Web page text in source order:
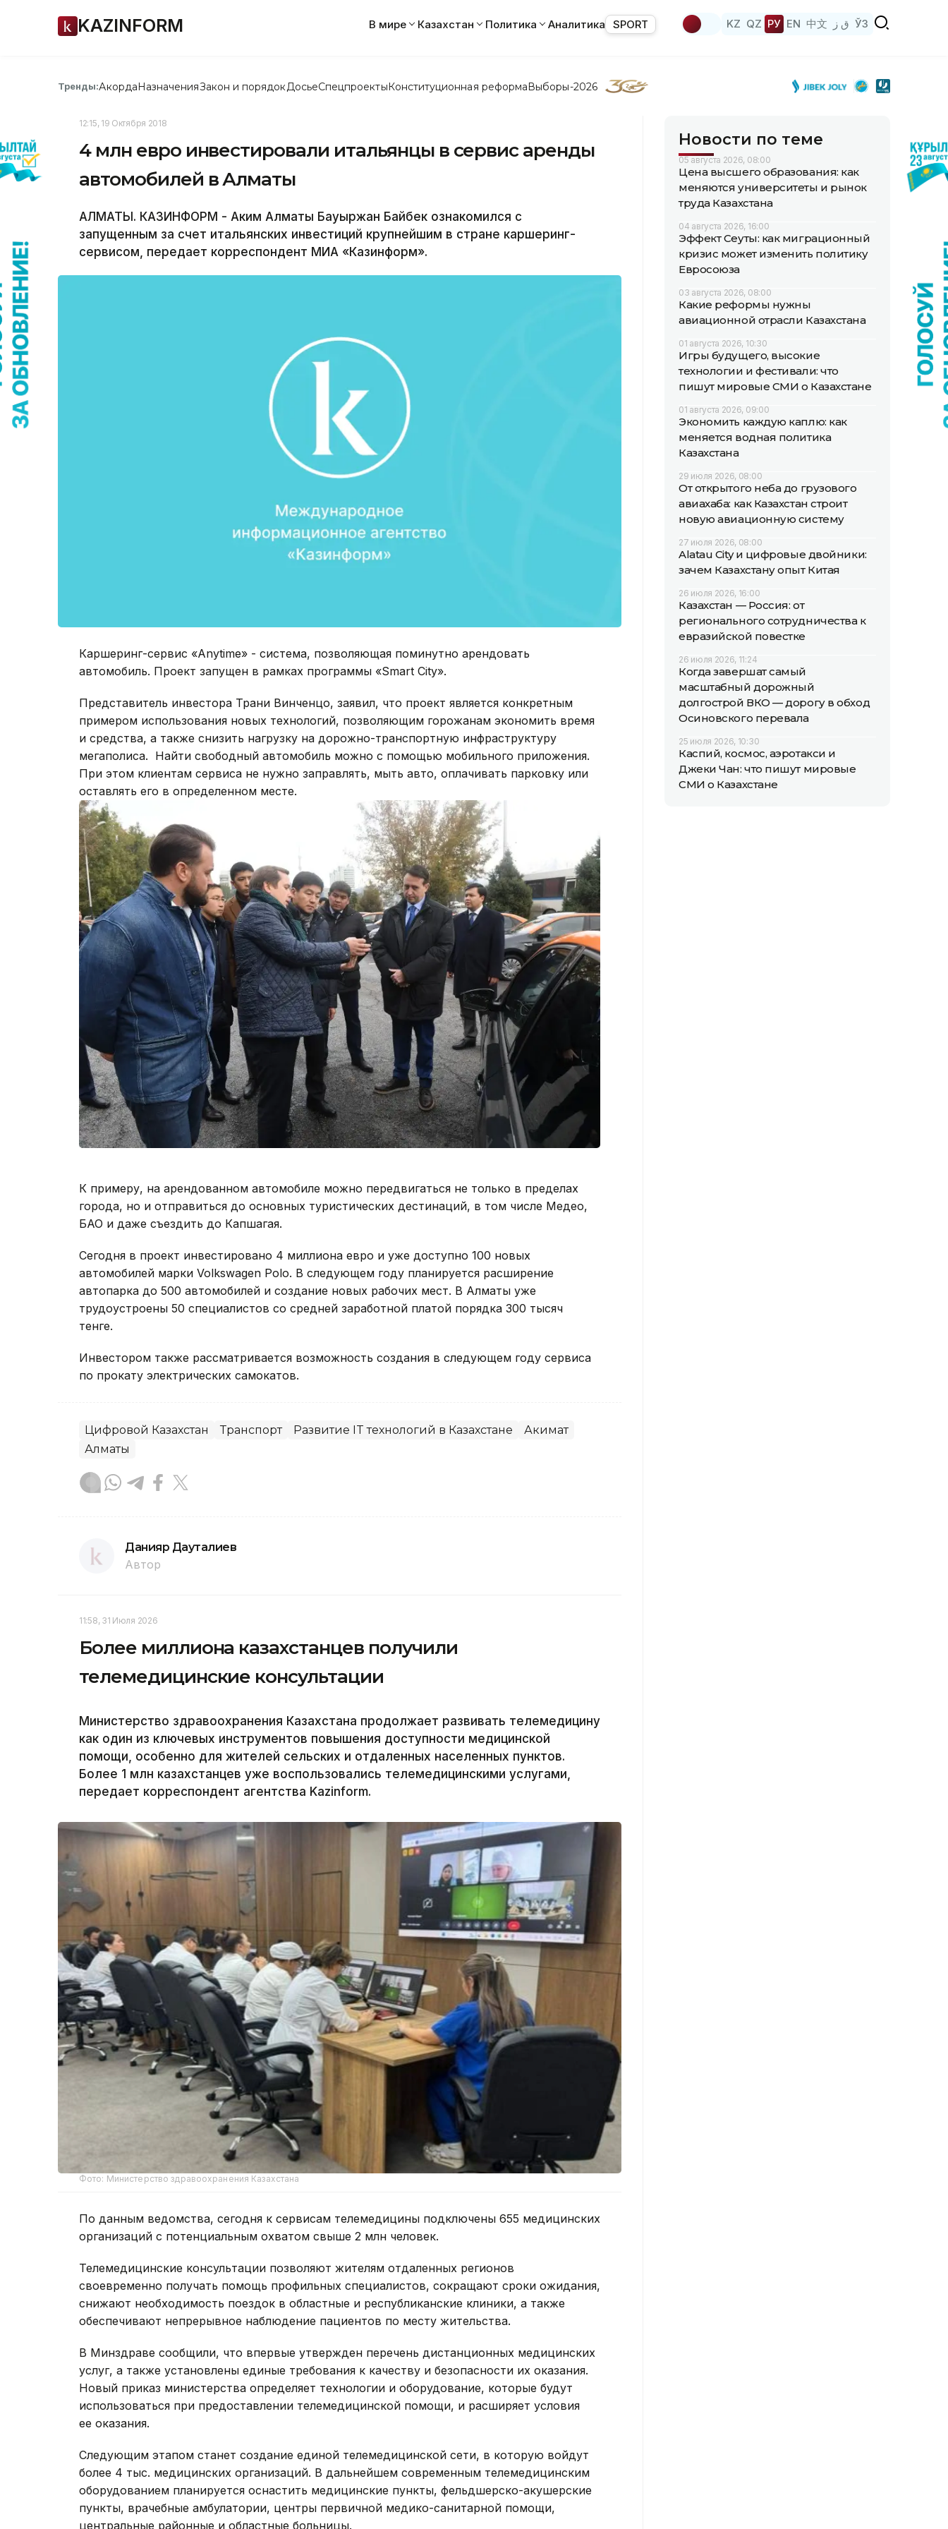
KAZINFORM В мире Казахстан Политика Аналитика SPORT KZ QZ РУ EN 中文 ق ز ЎЗ
Тренды:АкордаНазначенияЗакон и порядок ДосьеСпецпроектыКонституционная реформаВыборы-2026
12:15, 19 Октября 2018
4 млн евро инвестировали итальянцы в сервис аренды
автомобилей в Алматы
АЛМАТЫ. КАЗИНФОРМ - Аким Алматы Бауыржан Байбек ознакомился с
запущенным за счет итальянских инвестиций крупнейшим в стране каршеринг-
сервисом, передает корреспондент МИА «Казинформ».
Каршеринг-сервис «Anytime» - система, позволяющая поминутно арендовать
автомобиль. Проект запущен в рамках программы «Smart City».
Представитель инвестора Трани Винченцо, заявил, что проект является конкретным
примером использования новых технологий, позволяющим горожанам экономить время
и средства, а также снизить нагрузку на дорожно-транспортную инфраструктуру
мегаполиса. Найти свободный автомобиль можно с помощью мобильного приложения.
При этом клиентам сервиса не нужно заправлять, мыть авто, оплачивать парковку или
оставлять его в определенном месте.
К примеру, на арендованном автомобиле можно передвигаться не только в пределах
города, но и отправиться до основных туристических дестинаций, в том числе Медео,
БАО и даже съездить до Капшагая.
Сегодня в проект инвестировано 4 миллиона евро и уже доступно 100 новых
автомобилей марки Volkswagen Polo. В следующем году планируется расширение
автопарка до 500 автомобилей и создание новых рабочих мест. В Алматы уже
трудоустроены 50 специалистов со средней заработной платой порядка 300 тысяч
тенге.
Инвестором также рассматривается возможность создания в следующем году сервиса
по прокату электрических самокатов.
Цифровой Казахстан Транспорт Развитие IT технологий в Казахстане
Акимат
Алматы
Данияр Дауталиев
Автор
11:58, 31 Июля 2026
Более миллиона казахстанцев получили
телемедицинские консультации
Министерство здравоохранения Казахстана продолжает развивать телемедицину
как один из ключевых инструментов повышения доступности медицинской
помощи, особенно для жителей сельских и отдаленных населенных пунктов.
Более 1 млн казахстанцев уже воспользовались телемедицинскими услугами,
передает корреспондент агентства Kazinform.
Фото: Министерство здравоохранения Казахстана
По данным ведомства, сегодня к сервисам телемедицины подключены 655 медицинских
организаций с потенциальным охватом свыше 2 млн человек.
Телемедицинские консультации позволяют жителям отдаленных регионов
своевременно получать помощь профильных специалистов, сокращают сроки ожидания,
снижают необходимость поездок в областные и республиканские клиники, а также
обеспечивают непрерывное наблюдение пациентов по месту жительства.
В Минздраве сообщили, что впервые утвержден перечень дистанционных медицинских
услуг, а также установлены единые требования к качеству и безопасности их оказания.
Новый приказ министерства определяет технологии и оборудование, которые будут
использоваться при предоставлении телемедицинской помощи, и расширяет условия
ее оказания.
Следующим этапом станет создание единой телемедицинской сети, в которую войдут
более 4 тыс. медицинских организаций. В дальнейшем современным телемедицинским
оборудованием планируется оснастить медицинские пункты, фельдшерско-акушерские
пункты, врачебные амбулатории, центры первичной медико-санитарной помощи,
центральные районные и областные больницы.
Новости по теме
05 августа 2026, 08:00
Цена высшего образования: как
меняются университеты и рынок
труда Казахстана
04 августа 2026, 16:00
Эффект Сеуты: как миграционный
кризис может изменить политику
Евросоюза
03 августа 2026, 08:00
Какие реформы нужны
авиационной отрасли Казахстана
01 августа 2026, 10:30
Игры будущего, высокие
технологии и фестивали: что
пишут мировые СМИ о Казахстане
01 августа 2026, 09:00
Экономить каждую каплю: как
меняется водная политика
Казахстана
29 июля 2026, 08:00
От открытого неба до грузового
авиахаба: как Казахстан строит
новую авиационную систему
27 июля 2026, 08:00
Alatau City и цифровые двойники:
зачем Казахстану опыт Китая
26 июля 2026, 16:00
Казахстан — Россия: от
регионального сотрудничества к
евразийской повестке
26 июля 2026, 11:24
Когда завершат самый
масштабный дорожный
долгострой ВКО — дорогу в обход
Осиновского перевала
25 июля 2026, 10:30
Каспий, космос, аэротакси и
Джеки Чан: что пишут мировые
СМИ о Казахстане